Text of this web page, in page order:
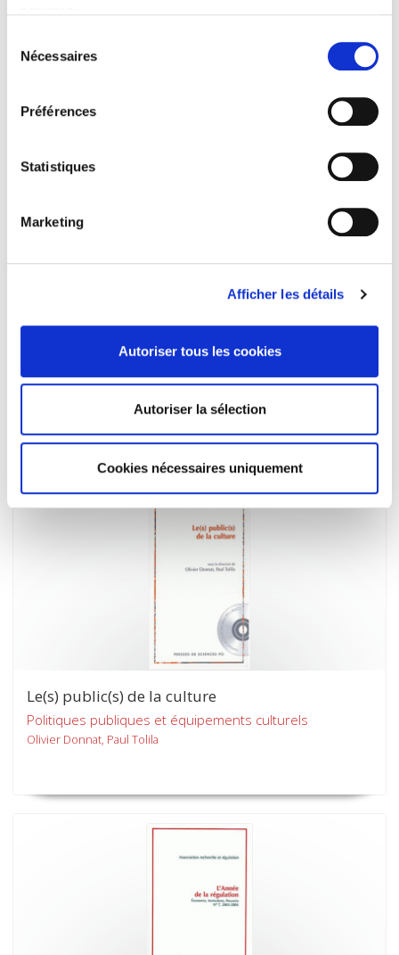
Nécessaires
Préférences
Statistiques
Marketing
Afficher les détails
Autoriser tous les cookies
Autoriser la sélection
Cookies nécessaires uniquement
Le Vote de tous les refus
La Société civile face au pouvoir
Le(s) public(s) de la culture
Politiques publiques et équipements culturels
Olivier Donnat, Paul Tolila